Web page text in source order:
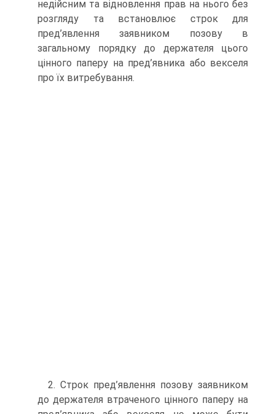
недійсним та відновлення прав на нього без
розгляду та встановлює строк для
пред’явлення заявником позову в
загальному порядку до держателя цього
цінного паперу на пред’явника або векселя
про їх витребування.
2. Строк пред’явлення позову заявником
до держателя втраченого цінного паперу на